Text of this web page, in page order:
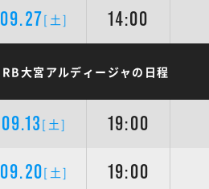
09.27[土] 14:00
RB大宮アルディージャの日程
09.13 [土] 19:00
09.20[土] 19:00